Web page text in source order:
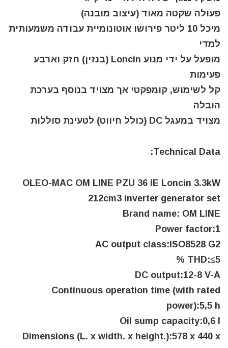
פעולה שקטה מאוד (עיצוב מובנה)
מיכל 10 ליטר פירושו אוטונומיית עבודה משמעותית
למדי
מופעל על ידי מנוע Loncin (בנזין) חזק וארבע
פעימות
קל לשימוש, קומפקטי אך מצויד בנוסף בערכת
הובלה
מצויד במעגל DC (כולל חיווט) לטעינת סוללות
Technical Data:
OLEO-MAC OM LINE PZU 36 IE Loncin 3.3kW
212cm3 inverter generator set
Brand name: OM LINE
Power factor:1
AC output class:ISO8528 G2
THD:≤5 %
DC output:12-8 V-A
Continuous operation time (with rated
power):5,5 h
Oil sump capacity:0,6 l
Dimensions (L. x width. x height.):578 x 440 x